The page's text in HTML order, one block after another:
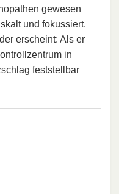
gewesen
und fokussiert.
erscheint: Als er
in
feststellbar